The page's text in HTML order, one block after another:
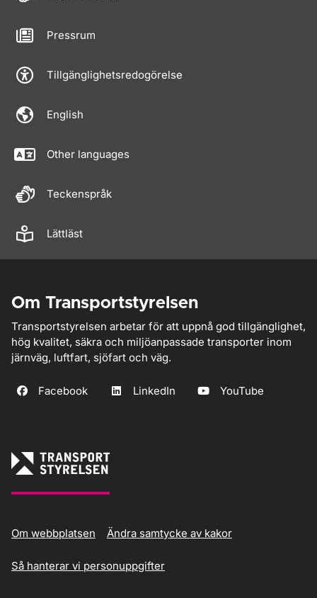
Pressrum
Tillgänglighetsredogörelse
English
Other languages
Teckenspråk
Lättläst
Om Transportstyrelsen
Transportstyrelsen arbetar för att uppnå god tillgänglighet,
hög kvalitet, säkra och miljöanpassade transporter inom
järnväg, luftfart, sjöfart och väg.
Facebook LinkedIn YouTube
Om webbplatsen Ändra samtycke av kakor
Så hanterar vi personuppgifter